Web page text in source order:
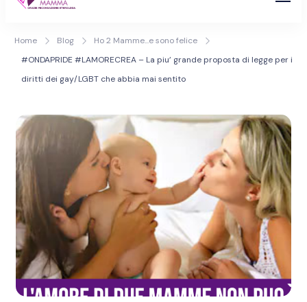
Fecondazione Assistita
Eterologa | Realizza il tuo
A Tutte le Aspiranti Mamme di PANCIA e di
CUORE…al Diritto di Amare Liberamente e
Accedere Liberamente all' ETEROLOGA
Home Blog
Ho 2 Mamme...e sono felice
#ONDAPRIDE #LAMORECREA – La piu’ grande proposta di legge per i
diritti dei gay/LGBT che abbia mai sentito